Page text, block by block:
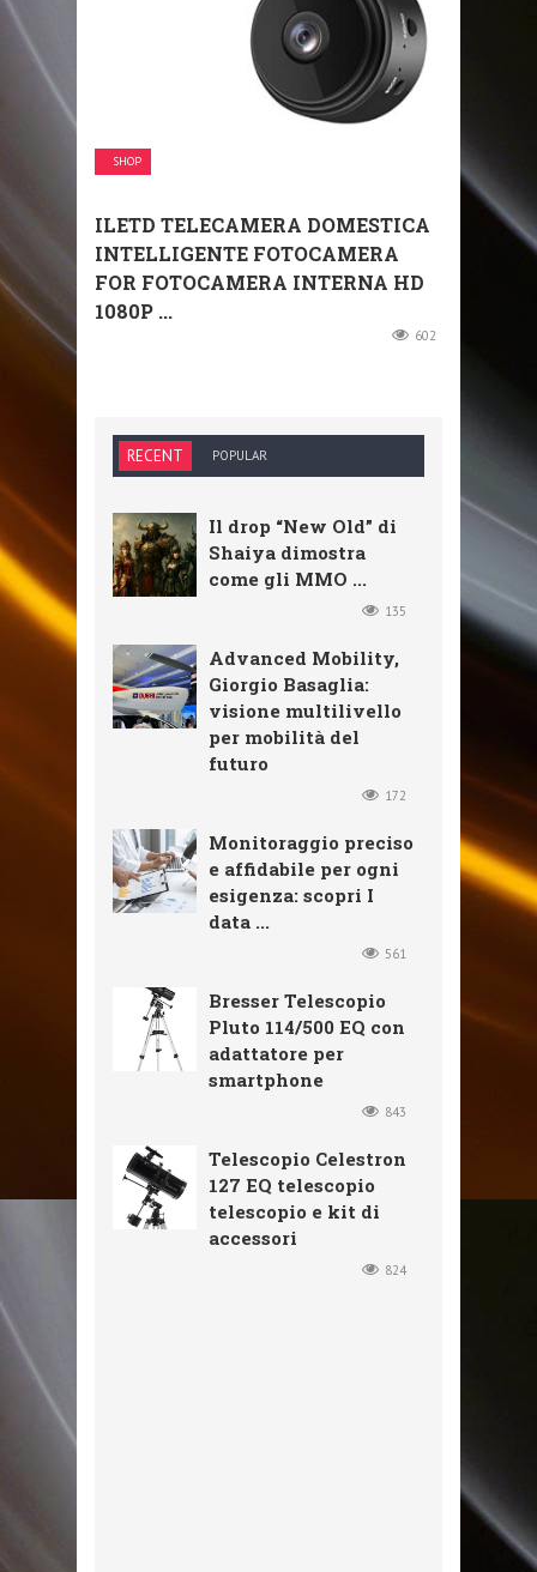
SHOP
ILETD TELECAMERA DOMESTICA
INTELLIGENTE FOTOCAMERA
FOR FOTOCAMERA INTERNA HD
1080P ...
602
RECENT POPULAR
Il drop “New Old” di
Shaiya dimostra
come gli MMO ...
135
Advanced Mobility,
Giorgio Basaglia:
visione multilivello
per mobilità del
futuro
172
Monitoraggio preciso
e affidabile per ogni
esigenza: scopri I
data ...
561
Bresser Telescopio
Pluto 114/500 EQ con
adattatore per
smartphone
843
Telescopio Celestron
127 EQ telescopio
telescopio e kit di
accessori
824